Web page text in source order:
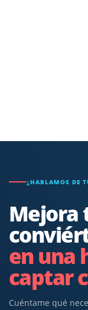
¿HABLAMOS DE
Mejora
en una
captar
Cuéntame qué